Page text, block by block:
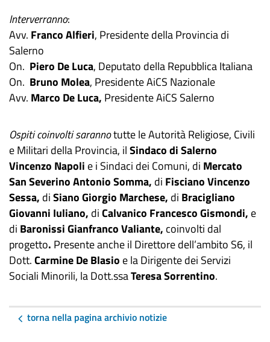
Interverranno:
Avv. Franco Alfieri, Presidente della Provincia di
Salerno
On. Piero De Luca, Deputato della Repubblica Italiana
On. Bruno Molea, Presidente AiCS Nazionale
Avv. Marco De Luca, Presidente AiCS Salerno
Ospiti coinvolti sarannotutte le Autorità Religiose, Civili
e Militari della Provincia, ilSindaco di Salerno
Vincenzo Napoli e i Sindaci dei Comuni, di Mercato
San Severino Antonio Somma, di Fisciano Vincenzo
Sessa, diSiano Giorgio Marchese, di Bracigliano
Giovanni Iuliano, diCalvanico Francesco Gismondi, e
di Baronissi Gianfranco Valiante, coinvolti dal
progetto. Presente anche il Direttore dell’ambito S6, il
Dott.Carmine De Blasio e la Dirigente dei Servizi
Sociali Minorili, la Dott.ssaTeresa Sorrentino.
torna nella pagina archivio notizie